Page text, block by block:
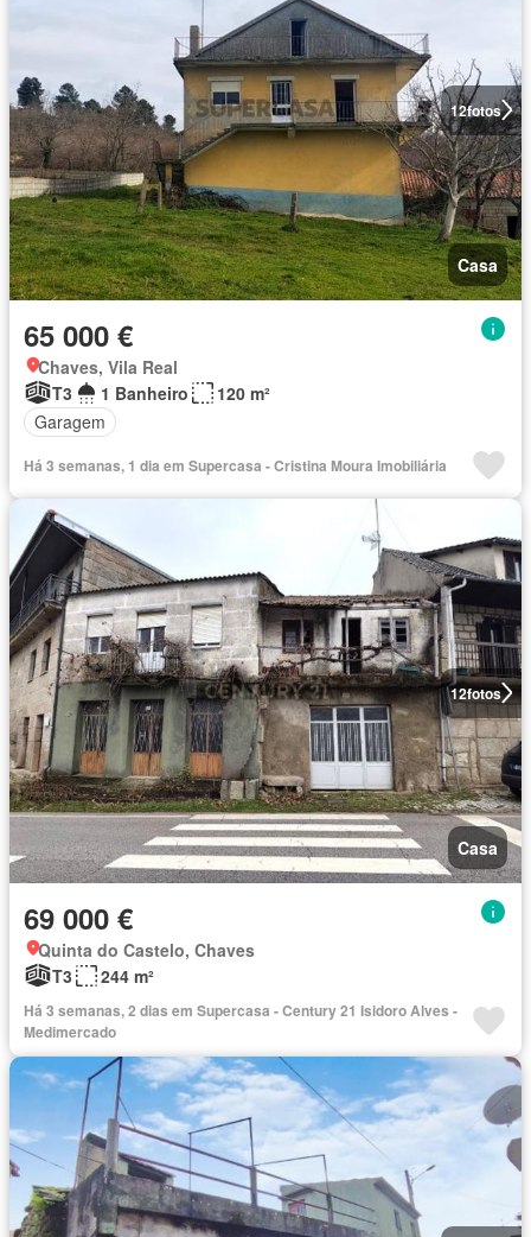
12fotos
Casa
65 000 €
Chaves, Vila Real
T3
1 Banheiro
120 m²
Garagem
Há 3 semanas, 1 dia em Supercasa - Cristina Moura Imobiliária
12fotos
Casa
69 000 €
Quinta do Castelo, Chaves
T3
244 m²
Há 3 semanas, 2 dias em Supercasa - Century 21 Isidoro Alves -
Medimercado